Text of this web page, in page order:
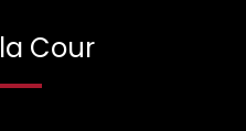
la Cour